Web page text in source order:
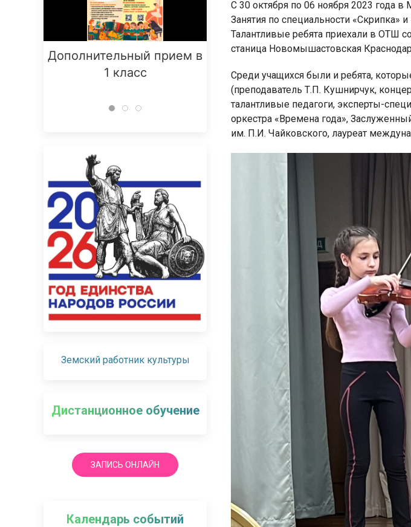
Дополнительный прием в
1 класс
Занятия для детей 4-6 лет
Земский работник культуры
Дистанционное обучение
ЗАПИСЬ ОНЛАЙН
Календарь событий
С 30 октября по 06 ноября 2023 года
Занятия по специальности
Талантливые ребята приехали в ОТШ
станица Новомышастовская
Среди учащихся были и ребята,
(преподаватель Т.П. Кушнирчук,
талантливые педагоги, эксперты-
оркестра «Времена года»,
им. П.И. Чайковского, лауреат